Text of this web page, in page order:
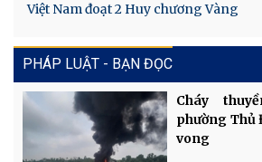
Việt Nam đoạt 2 Huy chương Vàng
PHÁP LUẬT - BẠN ĐỌC
Cháy
phường Thủ
vong